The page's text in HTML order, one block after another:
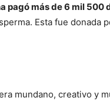
pagó más de 6 mil 500
Esta fue donada
mundano, creativo y